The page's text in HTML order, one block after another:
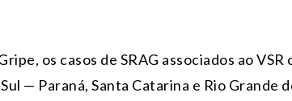
os casos de SRAG associados ao VSR
— Paraná, Santa Catarina e Rio Grande